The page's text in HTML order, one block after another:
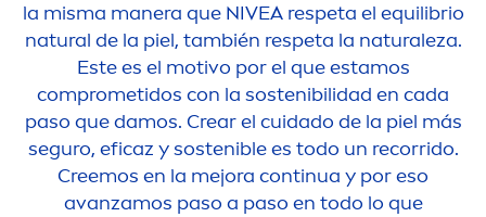
la misma manera que NIVEArespeta el equilibrio
natural de la piel, también respeta la naturaleza.
Este es el motivo por el que estamos
comprometidos con la sostenibilidad en cada
paso que damos. Crear el cuidado de la piel más
seguro, eficaz y sostenible es todo un recorrido.
Creemos en la mejora continua y por eso
avanzamos paso a paso en todo lo que